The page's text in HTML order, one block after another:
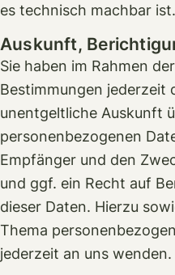
es technisch machbar ist.
Auskunft,
Sie haben im Rahmen
Bestimmungen jederzeit
unentgeltliche Auskunft
personenbezogenen
Empfänger und den
und ggf. ein Recht auf
dieser Daten. Hierzu
Thema
jederzeit an uns wenden.